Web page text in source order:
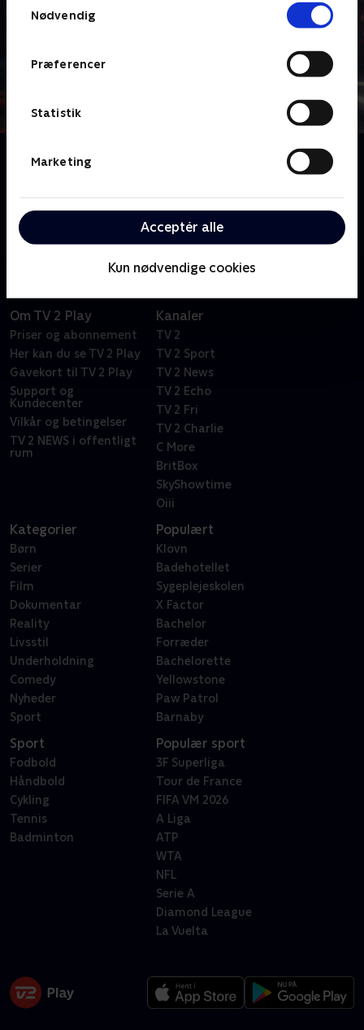
Nødvendig
Præferencer
Statistik
Marketing
Acceptér alle
Kun nødvendige cookies
Om Virdee
Vicekriminalkommissær Harry Virdee må satse alt
asiatiske befolkning – samtidig med at han
håndterer sit kaotiske privatliv.
Om TV 2 Play
Priser og abonnement
Her kan du se TV 2 Play
Gavekort til TV 2 Play
Support og
Kundecenter
Vilkår og betingelser
TV 2 NEWS i offentligt
rum
Kanaler
TV 2
TV 2 Sport
TV 2 News
TV 2 Echo
TV 2 Fri
TV 2 Charlie
C More
BritBox
SkyShowtime
Oiii
Kategorier
Børn
Serier
Film
Dokumentar
Reality
Livsstil
Underholdning
Comedy
Nyheder
Sport
Populært
Klovn
Badehotellet
Sygeplejeskolen
X Factor
Bachelor
Forræder
Bachelorette
Yellowstone
Paw Patrol
Barnaby
Sport
Fodbold
Håndbold
Cykling
Tennis
Badminton
Populær sport
3F Superliga
Tour de France
FIFA VM 2026
A Liga
ATP
WTA
NFL
Serie A
Diamond League
La Vuelta